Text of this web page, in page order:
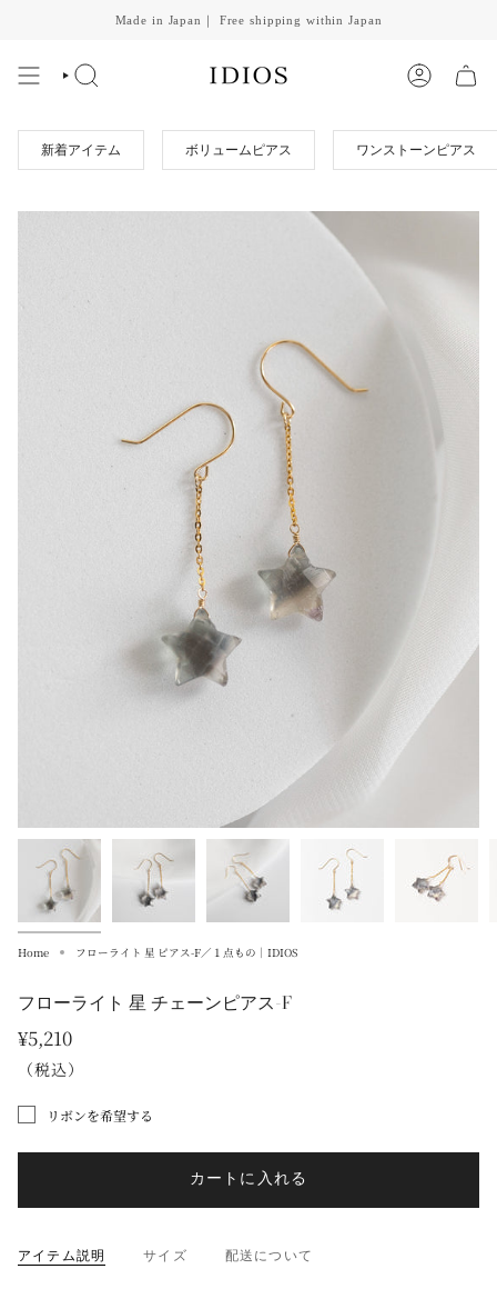
Made in Japan｜ Free shipping within Japan
SEARCH ACCOUNT
新着アイテム ボリュームピアス ワンストーンピアス
Home フローライト 星 ピアス-F／１点もの｜IDIOS
フローライト 星 チェーンピアス-F
¥5,210
（税込）
リボンを希望する
カートに入れる
アイテム説明 サイズ 配送について